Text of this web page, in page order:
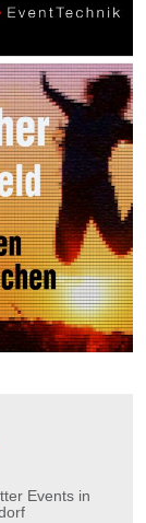
Events in